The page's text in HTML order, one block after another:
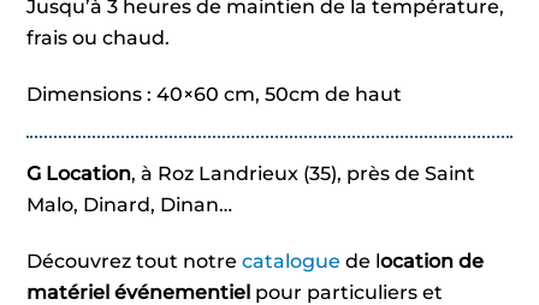
Jusqu’à 3 heures de maintien de la température,
frais ou chaud.
Dimensions : 40×60 cm, 50cm de haut
G Location, à Roz Landrieux (35), près de Saint
Malo, Dinard, Dinan…
Découvrez tout notrecatalogue de location de
matériel événementiel pour particuliers et